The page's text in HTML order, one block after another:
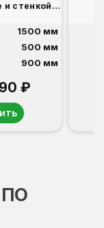
и стенкой
1500 мм
500 мм
900 мм
₽